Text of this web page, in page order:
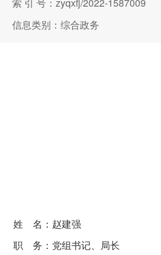
信息类别：综合政务
姓 名：赵建强
职 务：党组书记、局长